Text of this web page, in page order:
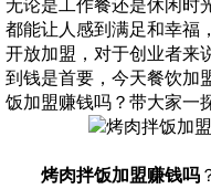
无论是工作餐还是休闲时
都能让人感到满足和幸福
开放加盟，对于创业者来
到钱是首要，今天餐饮加
饭加盟赚钱吗？带大家一
烤肉拌饭加盟赚钱吗